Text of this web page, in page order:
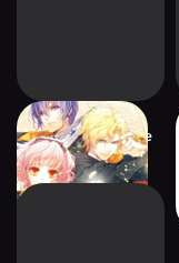
Story Jar - Otome
dating game